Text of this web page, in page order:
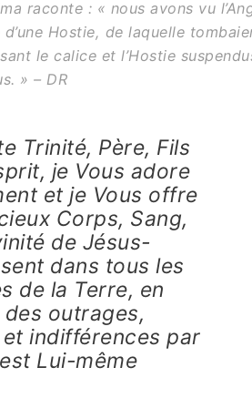
raconte : « nous avons vu
Hostie, de laquelle
le calice et l’Hostie
» – DR
Trinité, Père, Fils
je Vous adore
et je Vous offre
Corps, Sang,
de Jésus-
dans tous les
de la Terre, en
outrages,
indifférences par
Lui-même